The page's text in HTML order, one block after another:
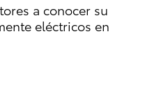
a conocer su
eléctricos en